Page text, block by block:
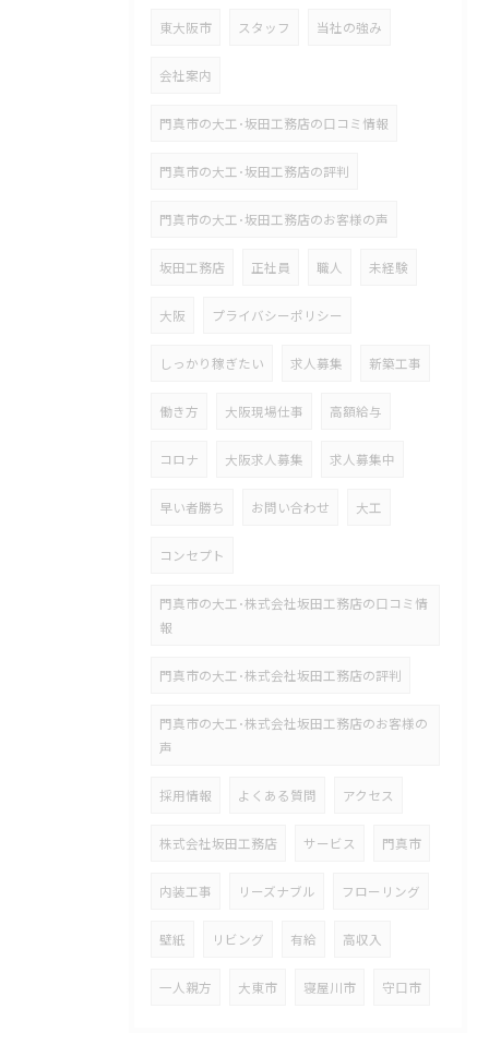
東大阪市 スタッフ 当社の強み
会社案内
門真市の大工･坂田工務店の口コミ情報
門真市の大工･坂田工務店の評判
門真市の大工･坂田工務店のお客様の声
坂田工務店 正社員 職人 未経験
大阪 プライバシーポリシー
しっかり稼ぎたい 求人募集 新築工事
働き方 大阪現場仕事 高額給与
コロナ 大阪求人募集 求人募集中
早い者勝ち お問い合わせ 大工
コンセプト
門真市の大工･株式会社坂田工務店の口コミ情
報
門真市の大工･株式会社坂田工務店の評判
門真市の大工･株式会社坂田工務店のお客様の
声
採用情報 よくある質問 アクセス
株式会社坂田工務店 サービス 門真市
内装工事 リーズナブル フローリング
壁紙 リビング 有給 高収入
一人親方 大東市 寝屋川市 守口市